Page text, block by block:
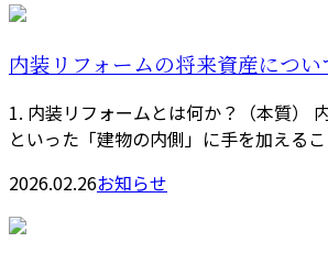
内装リフォームの将来資産につい
1. 内装リフォームとは何か？（本質）
といった「建物の内側」に手を加える
2026.02.26お知らせ